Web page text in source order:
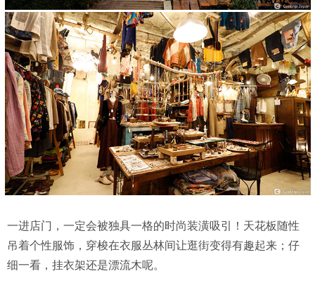
一进店门，一定会被独具一格的时尚装潢吸引！天花板随性
吊着个性服饰，穿梭在衣服丛林间让逛街变得有趣起来；仔
细一看，挂衣架还是漂流木呢。